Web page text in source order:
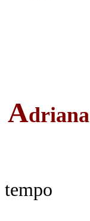
Adriana
tempo